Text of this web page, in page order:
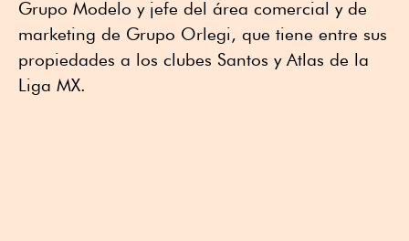
Grupo Modelo y jefe del área comercial y de
marketing de Grupo Orlegi, que tiene entre sus
propiedades a los clubes Santos y Atlas de la
Liga MX.